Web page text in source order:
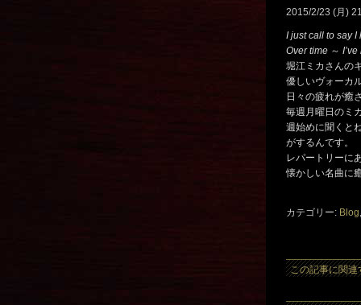
2015/2/23 (月)
I just call to say I
Over time ～
堀江ミカさんの
優しいヴォーカ
日々の疲れが癒
毎週月曜日のミ
週始めに聞くと
がするんです。
レパートリーに
懐かしい名曲に
カテゴリー: Blog
この記事に関連